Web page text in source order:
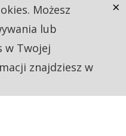
Możesz
lub
w Twojej
znajdziesz w
×